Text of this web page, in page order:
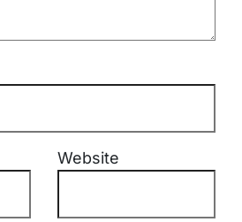
Website